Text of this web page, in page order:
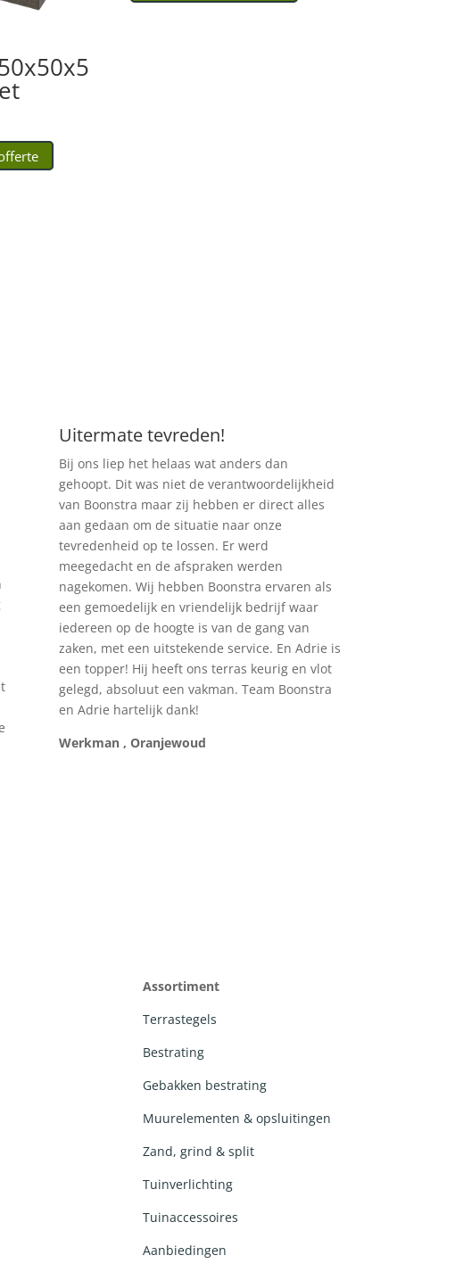
Uitermate tevreden!
Bij ons liep het helaas wat anders dan
gehoopt. Dit was niet de verantwoordelijkheid
van Boonstra maar zij hebben er direct alles
aan gedaan om de situatie naar onze
tevredenheid op te lossen. Er werd
meegedacht en de afspraken werden
nagekomen. Wij hebben Boonstra ervaren als
een gemoedelijk en vriendelijk bedrijf waar
iedereen op de hoogte is van de gang van
zaken, met een uitstekende service. En Adrie is
een topper! Hij heeft ons terras keurig en vlot
gelegd, absoluut een vakman. Team Boonstra
en Adrie hartelijk dank!
Werkman , Oranjewoud
Assortiment
Terrastegels
Bestrating
Gebakken bestrating
Muurelementen & opsluitingen
Zand, grind & split
Tuinverlichting
Tuinaccessoires
Aanbiedingen